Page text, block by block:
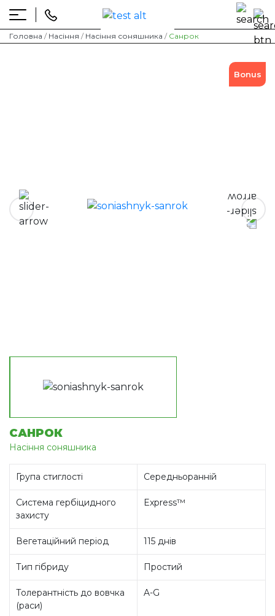
Skip
to
content
Головна / Насіння / Насіння соняшника / Санрок
Bonus
САНРОК
Насіння соняшника
Група стиглості Середньоранній
Система гербіцидного
захисту
Express™
Вегетаційний період 115 днів
Тип гібриду Простий
Толерантність до вовчка
(раси)
A-G